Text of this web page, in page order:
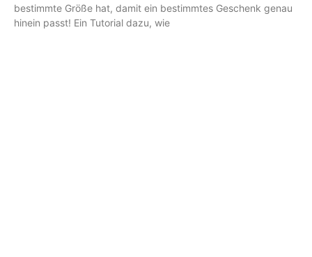
bestimmte Größe hat, damit ein bestimmtes Geschenk genau
hinein passt! Ein Tutorial dazu, wie